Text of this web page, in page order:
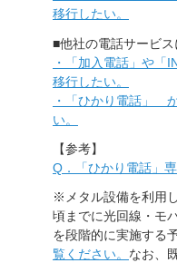
移行したい。
■他社の電話サービ
・「加入電話」や「
移行したい。
・「ひかり電話」
い。
【参考】
Q．「ひかり電話」
※メタル設備を利用
頃までに光回線・モ
を段階的に実施する
覧ください。 なお、